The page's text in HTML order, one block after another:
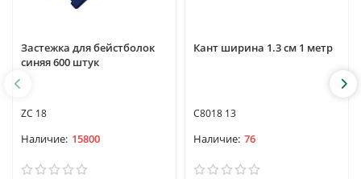
Застежка для бейстболок
синяя 600 штук
ZC 18
15800
Кант ширина 1.3 см 1 метр
С8018 13
76